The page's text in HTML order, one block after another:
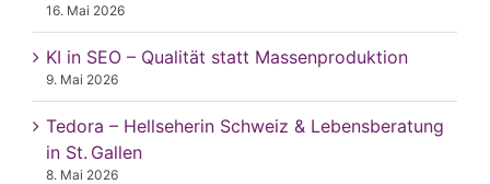
16. Mai 2026
KI in SEO – Qualität statt Massenproduktion
9. Mai 2026
Tedora – Hellseherin Schweiz & Lebensberatung
in St. Gallen
8. Mai 2026